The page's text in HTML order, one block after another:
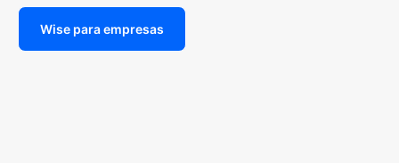
Wise para empresas